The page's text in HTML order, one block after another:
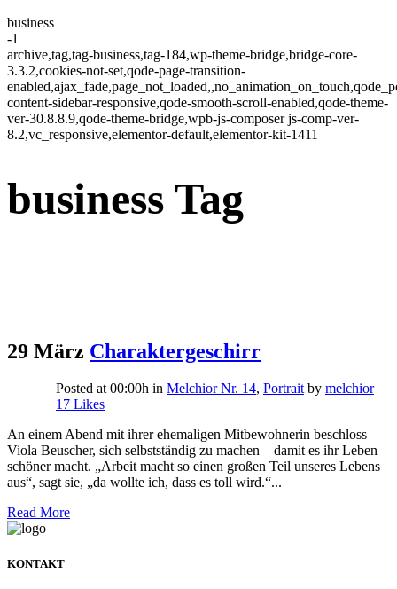
business
-1
archive,tag,tag-business,tag-184,wp-theme-bridge,bridge-core-
3.3.2,cookies-not-set,qode-page-transition-
content-sidebar-responsive,qode-smooth-scroll-enabled,qode-theme-
ver-30.8.8.9,qode-theme-bridge,wpb-js-composer js-comp-ver-
8.2,vc_responsive,elementor-default,elementor-kit-1411
business Tag
29 März Charaktergeschirr
Posted at 00:00h in Melchior Nr. 14, Portrait by melchior
17 Likes
An einem Abend mit ihrer ehemaligen Mitbewohnerin beschloss
Viola Beuscher, sich selbstständig zu machen – damit es ihr Leben
schöner macht. „Arbeit macht so einen großen Teil unseres Lebens
aus“, sagt sie, „da wollte ich, dass es toll wird.“...
Read More
KONTAKT